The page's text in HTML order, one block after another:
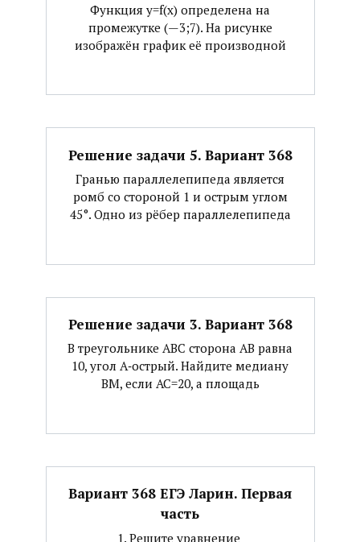
Функция y=f(x) определена на
промежутке (—3;7). На рисунке
изображён график её производной
Решение задачи 5. Вариант 368
Гранью параллелепипеда является
ромб со стороной 1 и острым углом
45°. Одно из рёбер параллелепипеда
Решение задачи 3. Вариант 368
В треугольнике АВС сторона АВ равна
10, угол А‐острый. Найдите медиану
ВМ, если АС=20, а площадь
Вариант 368 ЕГЭ Ларин. Первая
часть
1. Решите уравнение ​